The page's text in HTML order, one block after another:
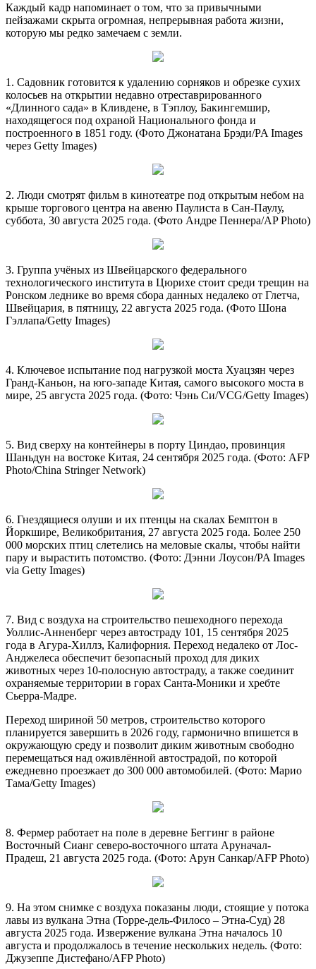
Каждый кадр напоминает о том, что за привычными
пейзажами скрыта огромная, непрерывная работа жизни,
которую мы редко замечаем с земли.
1. Садовник готовится к удалению сорняков и обрезке сухих
колосьев на открытии недавно отреставрированного
«Длинного сада» в Кливдене, в Тэплоу, Бакингемшир,
находящегося под охраной Национального фонда и
построенного в 1851 году. (Фото Джонатана Брэди/PA Images
через Getty Images)
2. Люди смотрят фильм в кинотеатре под открытым небом на
крыше торгового центра на авеню Паулиста в Сан-Паулу,
суббота, 30 августа 2025 года. (Фото Андре Пеннера/AP Photo)
3. Группа учёных из Швейцарского федерального
технологического института в Цюрихе стоит среди трещин на
Ронском леднике во время сбора данных недалеко от Глетча,
Швейцария, в пятницу, 22 августа 2025 года. (Фото Шона
Гэллапа/Getty Images)
4. Ключевое испытание под нагрузкой моста Хуацзян через
Гранд-Каньон, на юго-западе Китая, самого высокого моста в
мире, 25 августа 2025 года. (Фото: Чэнь Си/VCG/Getty Images)
5. Вид сверху на контейнеры в порту Циндао, провинция
Шаньдун на востоке Китая, 24 сентября 2025 года. (Фото: AFP
Photo/China Stringer Network)
6. Гнездящиеся олуши и их птенцы на скалах Бемптон в
Йоркшире, Великобритания, 27 августа 2025 года. Более 250
000 морских птиц слетелись на меловые скалы, чтобы найти
пару и вырастить потомство. (Фото: Дэнни Лоусон/PA Images
via Getty Images)
7. Вид с воздуха на строительство пешеходного перехода
Уоллис-Анненберг через автостраду 101, 15 сентября 2025
года в Агура-Хиллз, Калифорния. Переход недалеко от Лос-
Анджелеса обеспечит безопасный проход для диких
животных через 10-полосную автостраду, а также соединит
охраняемые территории в горах Санта-Моники и хребте
Сьерра-Мадре.
Переход шириной 50 метров, строительство которого
планируется завершить в 2026 году, гармонично впишется в
окружающую среду и позволит диким животным свободно
перемещаться над оживлённой автострадой, по которой
ежедневно проезжает до 300 000 автомобилей. (Фото: Марио
Тама/Getty Images)
8. Фермер работает на поле в деревне Беггинг в районе
Восточный Сианг северо-восточного штата Аруначал-
Прадеш, 21 августа 2025 года. (Фото: Арун Санкар/AFP Photo)
9. На этом снимке с воздуха показаны люди, стоящие у потока
лавы из вулкана Этна (Торре-дель-Филосо – Этна-Суд) 28
августа 2025 года. Извержение вулкана Этна началось 10
августа и продолжалось в течение нескольких недель. (Фото:
Джузеппе Дистефано/AFP Photo)